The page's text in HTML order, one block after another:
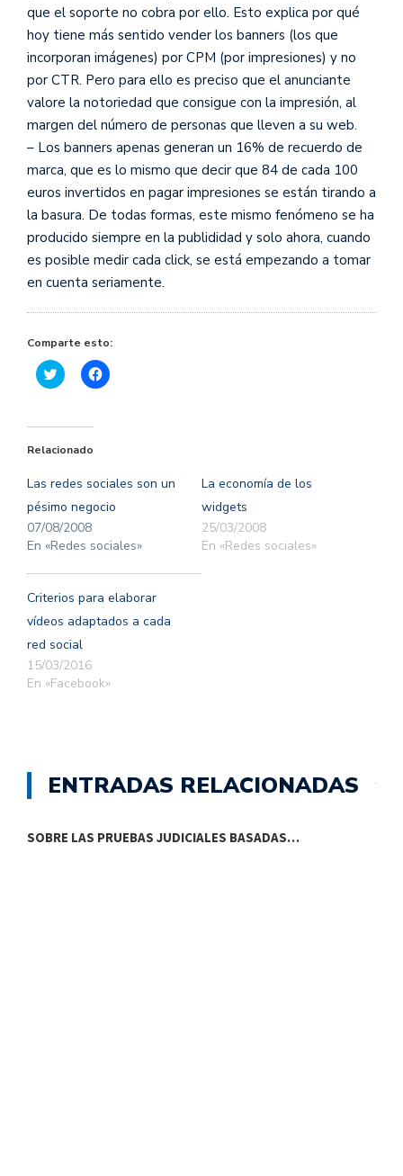
que el soporte no cobra por ello. Esto explica por qué
hoy tiene más sentido vender los banners (los que
incorporan imágenes) por CPM (por impresiones) y no
por CTR. Pero para ello es preciso que el anunciante
valore la notoriedad que consigue con la impresión, al
margen del número de personas que lleven a su web.
– Los banners apenas generan un 16% de recuerdo de
marca, que es lo mismo que decir que 84 de cada 100
euros invertidos en pagar impresiones se están tirando a
la basura. De todas formas, este mismo fenómeno se ha
producido siempre en la publididad y solo ahora, cuando
es posible medir cada click, se está empezando a tomar
en cuenta seriamente.
Comparte esto:
Haz
clic
Twitter
abre
una
ventana
Haz
clic
una
ventana
nueva)
Relacionado
Las redes sociales son un
pésimo negocio
07/08/2008
En «Redes sociales»
La economía de los
widgets
25/03/2008
En «Redes sociales»
Criterios para elaborar
vídeos adaptados a cada
red social
15/03/2016
En «Facebook»
ENTRADAS RELACIONADAS
SOBRE LAS PRUEBAS JUDICIALES BASADAS…